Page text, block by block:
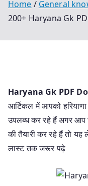
Home
General
200+ Haryana Gk
Haryana Gk PDF
आर्टिकल में आपको हरियाणा
उपलब्ध कर रहे हैं अगर आप
की तैयारी कर रहे हैं तो
लास्ट तक जरूर पढ़े